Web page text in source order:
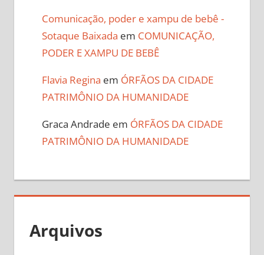
Comunicação, poder e xampu de bebê -
Sotaque Baixada em COMUNICAÇÃO,
PODER E XAMPU DE BEBÊ
Flavia Regina em ÓRFÃOS DA CIDADE
PATRIMÔNIO DA HUMANIDADE
Graca Andrade em ÓRFÃOS DA CIDADE
PATRIMÔNIO DA HUMANIDADE
Arquivos